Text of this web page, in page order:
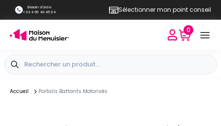
Besoin d'aide
+33 4 65 40 45 04
Sélectionner mon point conseil
0
Accueil Portails Battants Motorisés